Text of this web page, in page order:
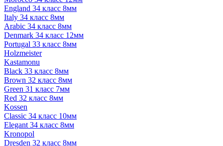
England 34 класс 8мм
Italy 34 класс 8мм
Arabic 34 класс 8мм
Denmark 34 класс 12мм
Portugal 33 класс 8мм
Holzmeister
Kastamonu
Black 33 класс 8мм
Brown 32 класс 8мм
Green 31 класс 7мм
Red 32 класс 8мм
Kossen
Classic 34 класс 10мм
Elegant 34 класс 8мм
Kronopol
Dresden 32 класс 8мм